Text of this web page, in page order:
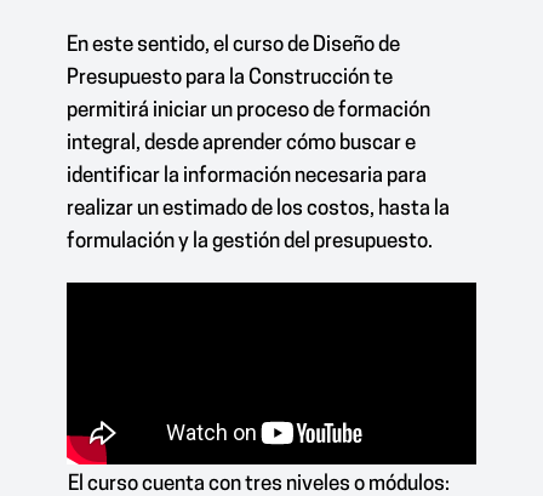
En este sentido, el curso de Diseño de
Presupuesto para la Construcción te
permitirá iniciar un proceso de formación
integral, desde aprender cómo buscar e
identificar la información necesaria para
realizar un estimado de los costos, hasta la
formulación y la gestión del presupuesto.
El curso cuenta con tres niveles o módulos: